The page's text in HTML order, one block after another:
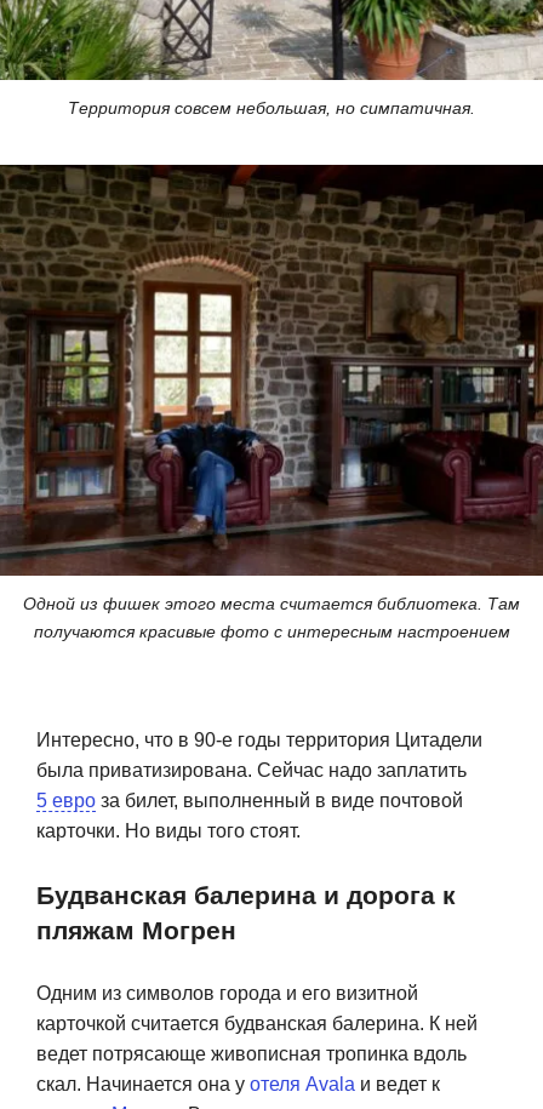
Территория совсем небольшая, но симпатичная.
Одной из фишек этого места считается библиотека. Там
получаются красивые фото с интересным настроением
Интересно, что в 90-е годы территория Цитадели
была приватизирована. Сейчас надо заплатить
5 евро за билет, выполненный в виде почтовой
карточки. Но виды того стоят.
Будванская балерина и дорога к
пляжам Могрен
Одним из символов города и его визитной
карточкой считается будванская балерина. К ней
ведет потрясающе живописная тропинка вдоль
скал. Начинается она у отеля Avala и ведет к